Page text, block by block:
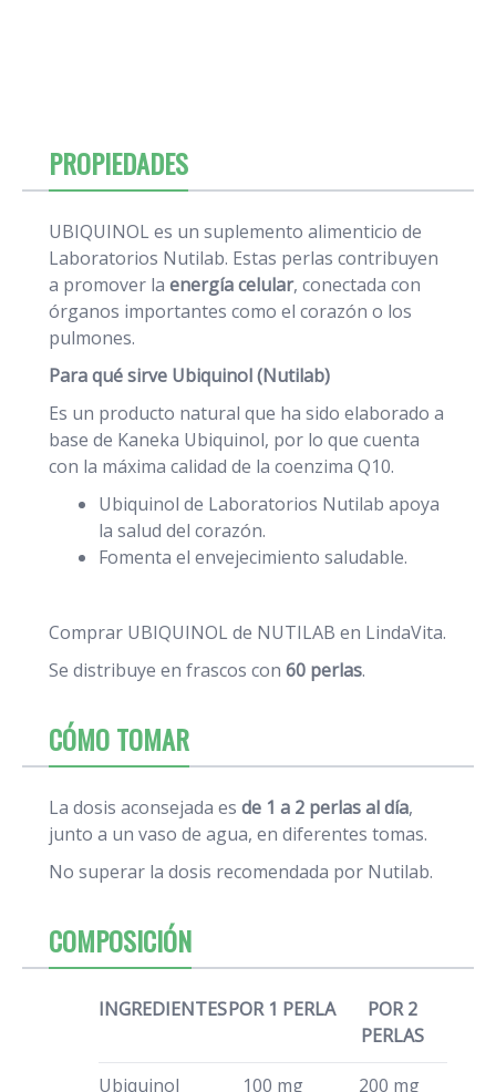
PROPIEDADES
UBIQUINOL es un suplemento alimenticio de
Laboratorios Nutilab. Estas perlas contribuyen
a promover la energía celular, conectada con
órganos importantes como el corazón o los
pulmones.
Para qué sirve Ubiquinol (Nutilab)
Es un producto natural que ha sido elaborado a
base de Kaneka Ubiquinol, por lo que cuenta
con la máxima calidad de la coenzima Q10.
Ubiquinol de Laboratorios Nutilab apoya
la salud del corazón.
Fomenta el envejecimiento saludable.
Comprar UBIQUINOL de NUTILAB en LindaVita.
Se distribuye en frascos con 60 perlas.
CÓMO TOMAR
La dosis aconsejada es de 1 a 2 perlas al día,
junto a un vaso de agua, en diferentes tomas.
No superar la dosis recomendada por Nutilab.
COMPOSICIÓN
INGREDIENTESPOR 1 PERLA
POR 2
PERLAS
Ubiquinol 100 mg 200 mg